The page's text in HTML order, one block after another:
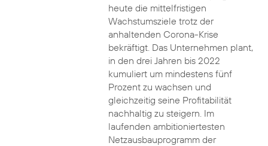
heute die mittelfristigen
Wachstumsziele trotz der
anhaltenden Corona-Krise
bekräftigt. Das Unternehmen plant,
in den drei Jahren bis 2022
kumuliert um mindestens fünf
Prozent zu wachsen und
gleichzeitig seine Profitabilität
nachhaltig zu steigern. Im
laufenden ambitioniertesten
Netzausbauprogramm der